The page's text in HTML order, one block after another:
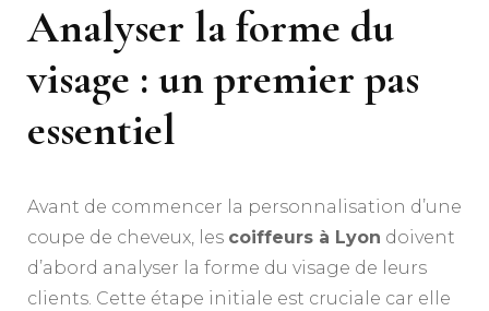
Analyser la forme du
visage : un premier pas
essentiel
Avant de commencer la personnalisation d’une
coupe de cheveux, les coiffeurs à Lyon doivent
d’abord analyser la forme du visage de leurs
clients. Cette étape initiale est cruciale car elle